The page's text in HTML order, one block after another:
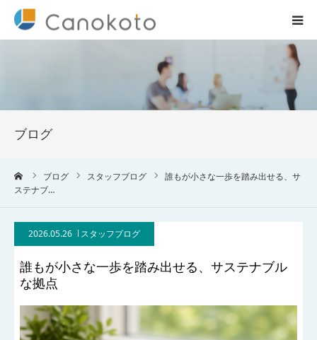
ブログ
ブログ スタッフブログ
誰もが小さな一歩を踏み出せる、サ
ステナブ…
2026.05.26 スタッフブログ
誰もが小さな一歩を踏み出せる、サステナブル
な拠点
会社概要
ブログ
実績
コラム一覧